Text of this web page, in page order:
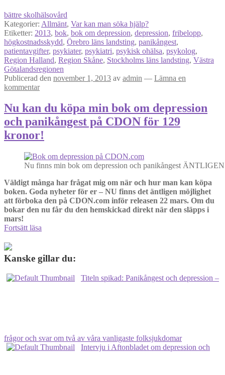
bättre skolhälsovård
Kategorier: Allmänt, Var kan man söka hjälp?
Etiketter: 2013, bok, bok om depression, depression, fribelopp,
högkostnadsskydd, Örebro läns landsting, panikångest,
patientavgifter, psykiater, psykiatri, psykisk ohälsa, psykolog,
Region Halland, Region Skåne, Stockholms läns landsting, Västra
Götalandsregionen
Publicerad den november 1, 2013 av admin — Lämna en
kommentar
Nu kan du köpa min bok om depression
och panikångest på CDON för 129
kronor!
Nu finns min bok om depression och panikångest
Väldigt många har frågat mig om när och hur man kan köpa
boken. Goda nyheter för er – NU finns det äntligen möjlighet
att förboka den på CDON.com inför releasen 22 mars. Om du
bokar den nu får du den hemskickad direkt när den släpps i
mars!
Fortsätt läsa
köpa
min
om
för
129
kronor!
Kanske gillar du:
Titeln spikad: Panikångest och depression –
frågor och svar om två av våra vanligaste folksjukdomar
Intervju i Aftonbladet om depression och